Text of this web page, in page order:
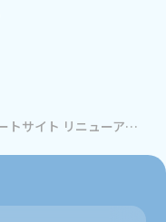
コーポレートサイト リニューアルのお知らせ